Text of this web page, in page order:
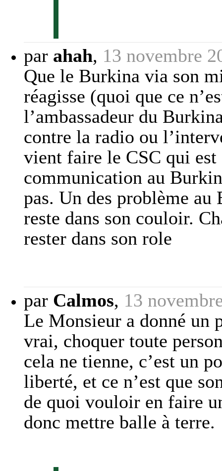
par ahah, 13 novembre
Que le Burkina via son
réagisse (quoi que ce
l’ambassadeur du
contre la radio ou
vient faire le CSC qui est
communication au
pas. Un des problème au
reste dans son couloir.
rester dans son role
par Calmos, 13
Le Monsieur a donné un
vrai, choquer toute
cela ne tienne, c’est un
liberté, et ce n’est que
de quoi vouloir en faire
donc mettre balle à terre.